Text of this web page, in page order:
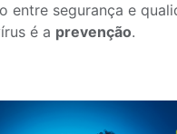
entre segurança e
é a prevenção.